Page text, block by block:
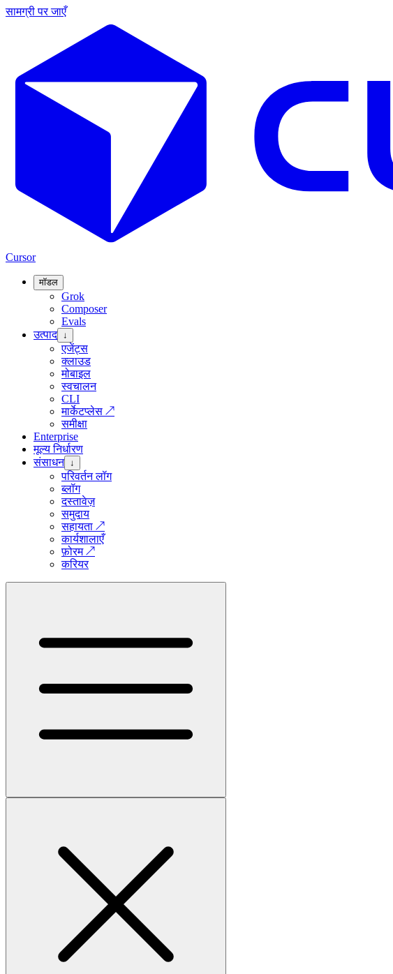
सामग्री पर जाएँ
Cursor
मॉडल
Grok
Composer
Evals
उत्पाद ↓
एजेंट्स
क्लाउड
मोबाइल
स्वचालन
CLI
मार्केटप्लेस ↗
समीक्षा
Enterprise
मूल्य निर्धारण
संसाधन ↓
परिवर्तन लॉग
ब्लॉग
दस्तावेज़
समुदाय
सहायता ↗
कार्यशालाएँ
फ़ोरम↗
करियर